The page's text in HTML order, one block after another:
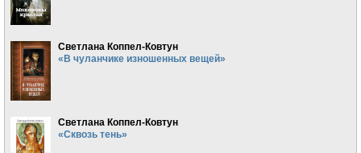
Светлана Коппел-Ковтун
«В чуланчике изношенных вещей»
Светлана Коппел-Ковтун
«Сквозь тень»